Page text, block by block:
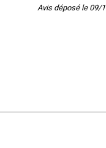
Avis déposé le 09/